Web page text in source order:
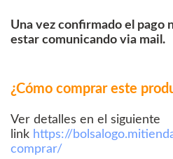
Una vez confirmado el pago
estar comunicando via mail.
¿Cómo comprar este
Ver detalles en el siguiente
link https://
comprar/